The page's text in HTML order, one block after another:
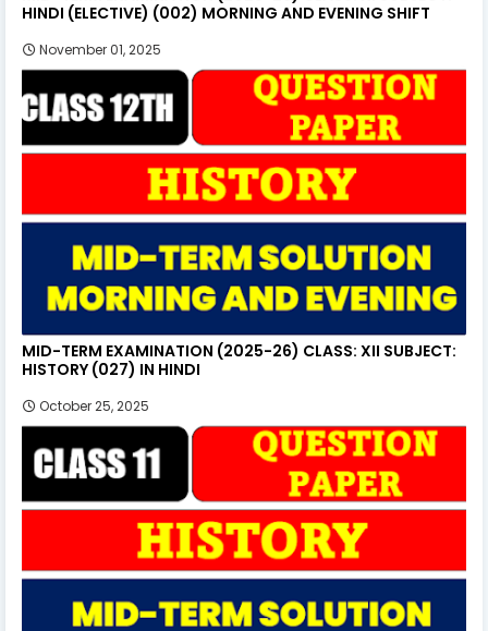
HINDI (ELECTIVE) (002) MORNING AND EVENING SHIFT
November 01, 2025
MID-TERM EXAMINATION (2025-26) CLASS: XII SUBJECT:
HISTORY (027) IN HINDI
October 25, 2025